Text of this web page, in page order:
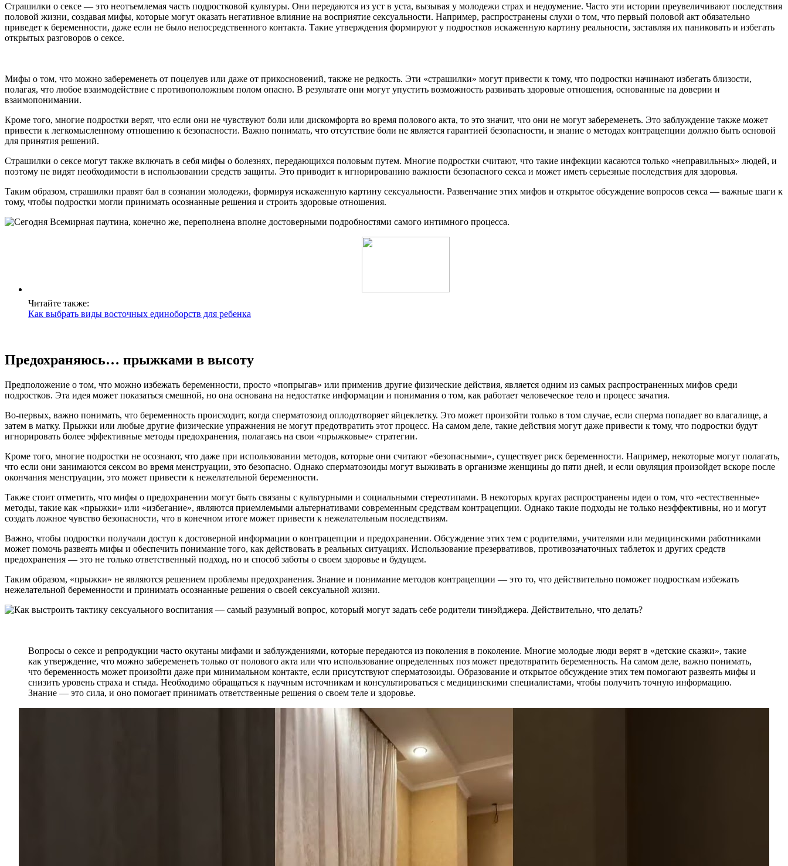
Страшилки о сексе — это неотъемлемая часть подростковой культуры. Они передаются из уст в уста, вызывая у молодежи страх и недоумение. Часто эти истории преувеличивают последствия
половой жизни, создавая мифы, которые могут оказать негативное влияние на восприятие сексуальности. Например, распространены слухи о том, что первый половой акт обязательно
приведет к беременности, даже если не было непосредственного контакта. Такие утверждения формируют у подростков искаженную картину реальности, заставляя их паниковать и избегать
открытых разговоров о сексе.
Мифы о том, что можно забеременеть от поцелуев или даже от прикосновений, также не редкость. Эти «страшилки» могут привести к тому, что подростки начинают избегать близости,
полагая, что любое взаимодействие с противоположным полом опасно. В результате они могут упустить возможность развивать здоровые отношения, основанные на доверии и
взаимопонимании.
Кроме того, многие подростки верят, что если они не чувствуют боли или дискомфорта во время полового акта, то это значит, что они не могут забеременеть. Это заблуждение также может
привести к легкомысленному отношению к безопасности. Важно понимать, что отсутствие боли не является гарантией безопасности, и знание о методах контрацепции должно быть основой
для принятия решений.
Страшилки о сексе могут также включать в себя мифы о болезнях, передающихся половым путем. Многие подростки считают, что такие инфекции касаются только «неправильных» людей, и
поэтому не видят необходимости в использовании средств защиты. Это приводит к игнорированию важности безопасного секса и может иметь серьезные последствия для здоровья.
Таким образом, страшилки правят бал в сознании молодежи, формируя искаженную картину сексуальности. Развенчание этих мифов и открытое обсуждение вопросов секса — важные шаги к
тому, чтобы подростки могли принимать осознанные решения и строить здоровые отношения.
Читайте также:
Как выбрать виды восточных единоборств для ребенка
Предохраняюсь… прыжками в высоту
Предположение о том, что можно избежать беременности, просто «попрыгав» или применив другие физические действия, является одним из самых распространенных мифов среди
подростков. Эта идея может показаться смешной, но она основана на недостатке информации и понимания о том, как работает человеческое тело и процесс зачатия.
Во-первых, важно понимать, что беременность происходит, когда сперматозоид оплодотворяет яйцеклетку. Это может произойти только в том случае, если сперма попадает во влагалище, а
затем в матку. Прыжки или любые другие физические упражнения не могут предотвратить этот процесс. На самом деле, такие действия могут даже привести к тому, что подростки будут
игнорировать более эффективные методы предохранения, полагаясь на свои «прыжковые» стратегии.
Кроме того, многие подростки не осознают, что даже при использовании методов, которые они считают «безопасными», существует риск беременности. Например, некоторые могут полагать,
что если они занимаются сексом во время менструации, это безопасно. Однако сперматозоиды могут выживать в организме женщины до пяти дней, и если овуляция произойдет вскоре после
окончания менструации, это может привести к нежелательной беременности.
Также стоит отметить, что мифы о предохранении могут быть связаны с культурными и социальными стереотипами. В некоторых кругах распространены идеи о том, что «естественные»
методы, такие как «прыжки» или «избегание», являются приемлемыми альтернативами современным средствам контрацепции. Однако такие подходы не только неэффективны, но и могут
создать ложное чувство безопасности, что в конечном итоге может привести к нежелательным последствиям.
Важно, чтобы подростки получали доступ к достоверной информации о контрацепции и предохранении. Обсуждение этих тем с родителями, учителями или медицинскими работниками
может помочь развеять мифы и обеспечить понимание того, как действовать в реальных ситуациях. Использование презервативов, противозачаточных таблеток и других средств
предохранения — это не только ответственный подход, но и способ заботы о своем здоровье и будущем.
Таким образом, «прыжки» не являются решением проблемы предохранения. Знание и понимание методов контрацепции — это то, что действительно поможет подросткам избежать
нежелательной беременности и принимать осознанные решения о своей сексуальной жизни.
Вопросы о сексе и репродукции часто окутаны мифами и заблуждениями, которые передаются из поколения в поколение. Многие молодые люди верят в «детские сказки», такие
как утверждение, что можно забеременеть только от полового акта или что использование определенных поз может предотвратить беременность. На самом деле, важно понимать,
что беременность может произойти даже при минимальном контакте, если присутствуют сперматозоиды. Образование и открытое обсуждение этих тем помогают развеять мифы и
снизить уровень страха и стыда. Необходимо обращаться к научным источникам и консультироваться с медицинскими специалистами, чтобы получить точную информацию.
Знание — это сила, и оно помогает принимать ответственные решения о своем теле и здоровье.